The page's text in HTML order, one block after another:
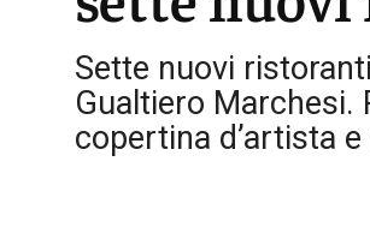
Sette nuovi
Gualtiero Marchesi.
copertina d’artista